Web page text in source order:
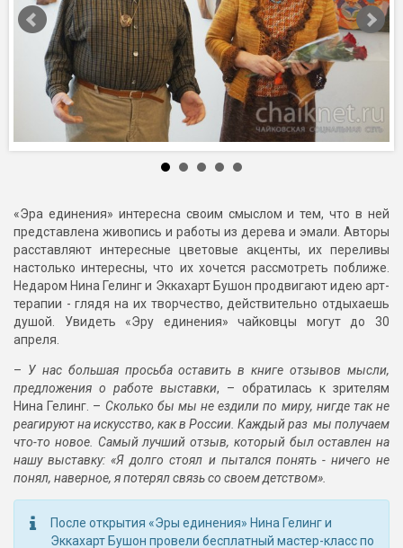
«Эра единения» интересна своим смыслом и тем, что в ней
представлена живопись и работы из дерева и эмали. Авторы
расставляют интересные цветовые акценты, их переливы
настолько интересны, что их хочется рассмотреть поближе.
Недаром Нина Гелинг и Эккахарт Бушон продвигают идею арт-
терапии - глядя на их творчество, действительно отдыхаешь
душой. Увидеть «Эру единения» чайковцы могут до 30
апреля.
– У нас большая просьба оставить в книге отзывов мысли,
предложения о работе выставки, – обратилась к зрителям
Нина Гелинг. – Сколько бы мы не ездили по миру, нигде так не
реагируют на искусство, как в России. Каждый раз мы получаем
что-то новое. Самый лучший отзыв, который был оставлен на
нашу выставку: «Я долго стоял и пытался понять - ничего не
понял, наверное, я потерял связь со своем детством».
После открытия «Эры единения» Нина Гелинг и
Эккахарт Бушон провели бесплатный мастер-класс по